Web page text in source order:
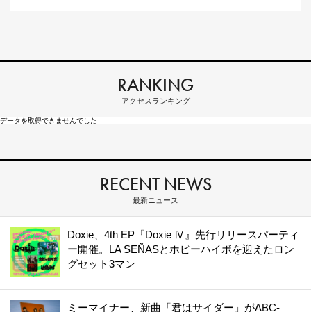
RANKING
アクセスランキング
データを取得できませんでした
RECENT NEWS
最新ニュース
Doxie、4th EP『Doxie Ⅳ』先行リリースパーティ
ー開催。LA SEÑASとホピーハイボを迎えたロン
グセット3マン
ミーマイナー、新曲「君はサイダー」がABC-